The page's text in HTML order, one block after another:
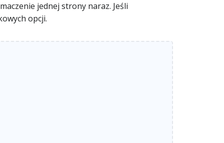
jednej strony naraz. Jeśli
opcji.